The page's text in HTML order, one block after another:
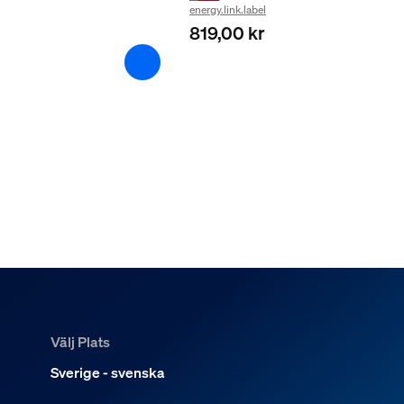
energy.link.label
819,00 kr
Välj Plats
Sverige - svenska